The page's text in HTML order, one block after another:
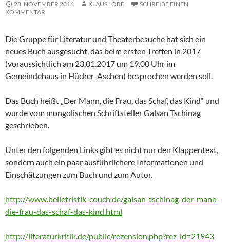
28. NOVEMBER 2016 KLAUS LOBE
SCHREIBE EINEN
KOMMENTAR
Die Gruppe für Literatur und Theaterbesuche hat sich ein
neues Buch ausgesucht, das beim ersten Treffen in 2017
(voraussichtlich am 23.01.2017 um 19.00 Uhr im
Gemeindehaus in Hücker-Aschen) besprochen werden soll.
Das Buch heißt „Der Mann, die Frau, das Schaf, das Kind“ und
wurde vom mongolischen Schriftsteller Galsan Tschinag
geschrieben.
Unter den folgenden Links gibt es nicht nur den Klappentext,
sondern auch ein paar ausführlichere Informationen und
Einschätzungen zum Buch und zum Autor.
http://www.belletristik-couch.de/galsan-tschinag-der-mann-
die-frau-das-schaf-das-kind.html
http://literaturkritik.de/public/rezension.php?rez_id=21943